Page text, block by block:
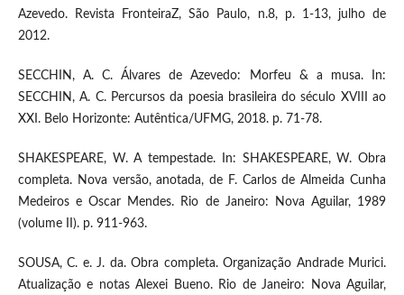
Azevedo. Revista FronteiraZ, São Paulo, n.8, p. 1-13, julho de
2012.
SECCHIN, A. C. Álvares de Azevedo: Morfeu & a musa. In:
SECCHIN, A. C. Percursos da poesia brasileira do século XVIII ao
XXI. Belo Horizonte: Autêntica/UFMG, 2018. p. 71-78.
SHAKESPEARE, W. A tempestade. In: SHAKESPEARE, W. Obra
completa. Nova versão, anotada, de F. Carlos de Almeida Cunha
Medeiros e Oscar Mendes. Rio de Janeiro: Nova Aguilar, 1989
(volume II). p. 911-963.
SOUSA, C. e. J. da. Obra completa. Organização Andrade Murici.
Atualização e notas Alexei Bueno. Rio de Janeiro: Nova Aguilar,